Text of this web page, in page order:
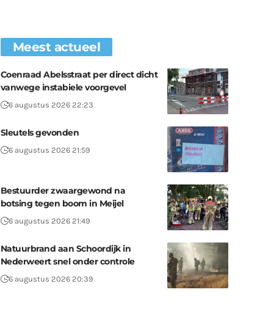
Meest actueel
Coenraad Abelsstraat per direct dicht
vanwege instabiele voorgevel
6 augustus 2026 22:23
Sleutels gevonden
6 augustus 2026 21:59
Bestuurder zwaargewond na
botsing tegen boom in Meijel
6 augustus 2026 21:49
Natuurbrand aan Schoordijk in
Nederweert snel onder controle
6 augustus 2026 20:39